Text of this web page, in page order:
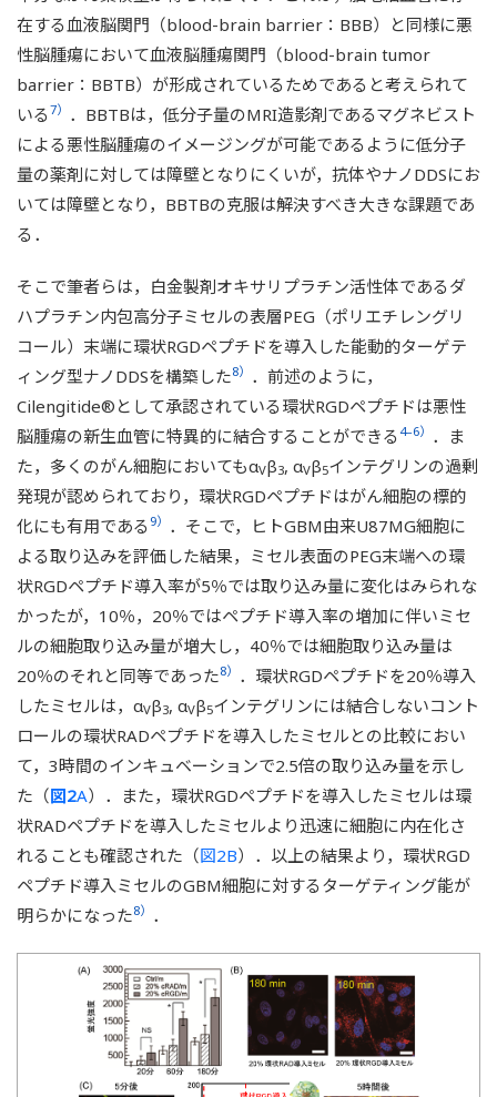
在する血液脳関門（blood-brain barrier：BBB）と同様に悪
性脳腫瘍において血液脳腫瘍関門（blood-brain tumor
barrier：BBTB）が形成されているためであると考えられて
いる 7） ．BBTBは，低分子量のMRI造影剤であるマグネビスト
による悪性脳腫瘍のイメージングが可能であるように低分子
量の薬剤に対しては障壁となりにくいが，抗体やナノDDSにお
いては障壁となり，BBTBの克服は解決すべき大きな課題であ
る．
そこで筆者らは，白金製剤オキサリプラチン活性体であるダ
ハプラチン内包高分子ミセルの表層PEG（ポリエチレングリ
コール）末端に環状RGDペプチドを導入した能動的ターゲテ
ィング型ナノDDSを構築した8） ．前述のように，
Cilengitide®として承認されている環状RGDペプチドは悪性
脳腫瘍の新生血管に特異的に結合することができる 4–6） ．ま
た，多くのがん細胞においてもαVβ3, αVβ5インテグリンの過剰
発現が認められており，環状RGDペプチドはがん細胞の標的
化にも有用である 9） ．そこで，ヒトGBM由来U87MG細胞に
よる取り込みを評価した結果，ミセル表面のPEG末端への環
状RGDペプチド導入率が5％では取り込み量に変化はみられな
かったが，10％，20％ではペプチド導入率の増加に伴いミセ
ルの細胞取り込み量が増大し，40％では細胞取り込み量は
20％のそれと同等であった8） ．環状RGDペプチドを20％導入
したミセルは，αVβ3, αVβ5インテグリンには結合しないコント
ロールの環状RADペプチドを導入したミセルとの比較におい
て，3時間のインキュベーションで2.5倍の取り込み量を示し
た（図2A）．また，環状RGDペプチドを導入したミセルは環
状RADペプチドを導入したミセルより迅速に細胞に内在化さ
れることも確認された（図2B）．以上の結果より，環状RGD
ペプチド導入ミセルのGBM細胞に対するターゲティング能が
明らかになった8） ．